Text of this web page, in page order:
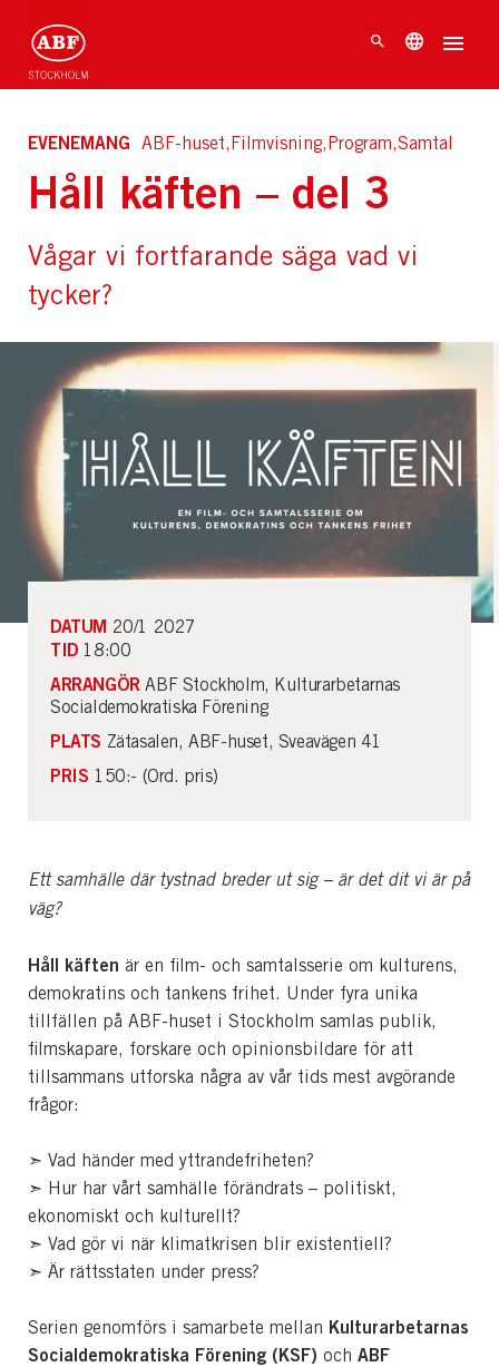
EVENEMANG ABF-huset,Filmvisning,Program,Samtal
Håll käften – del 3
Vågar vi fortfarande säga vad vi
tycker?
Ett samhälle där tystnad breder ut sig – är det dit vi är på
väg?
Håll käften är en film- och samtalsserie om kulturens,
demokratins och tankens frihet. Under fyra unika
tillfällen på ABF-huset i Stockholm samlas publik,
filmskapare, forskare och opinionsbildare för att
tillsammans utforska några av vår tids mest avgörande
frågor:
➣ Vad händer med yttrandefriheten?
➣ Hur har vårt samhälle förändrats – politiskt,
ekonomiskt och kulturellt?
➣ Vad gör vi när klimatkrisen blir existentiell?
➣ Är rättsstaten under press?
Serien genomförs i samarbete mellan Kulturarbetarnas
Socialdemokratiska Förening (KSF) och ABF
DATUM 20/1 2027
TID18:00
ARRANGÖRABF Stockholm, Kulturarbetarnas
Socialdemokratiska Förening
PLATS Zätasalen, ABF-huset, Sveavägen 41
PRIS 150:- (Ord. pris)